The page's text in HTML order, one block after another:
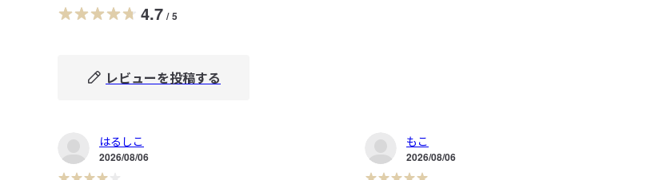
4.7 / 5
レビューを投稿する
はるしこ
2026/08/06
もこ
2026/08/06